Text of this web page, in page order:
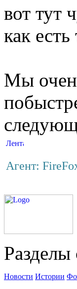
вот тут
как
Мы
Агент:
Разделы
Новости Истории